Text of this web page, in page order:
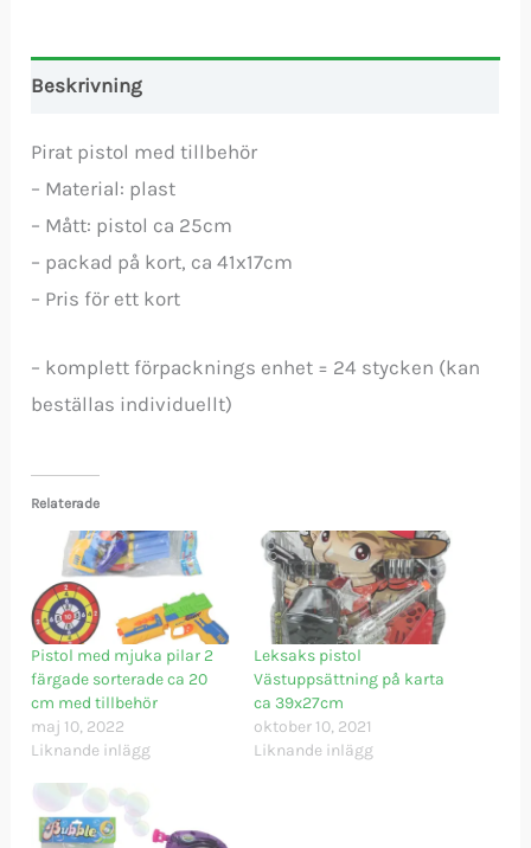
Beskrivning
Pirat pistol med tillbehör
– Material: plast
– Mått: pistol ca 25cm
– packad på kort, ca 41x17cm
– Pris för ett kort
– komplett förpacknings enhet = 24 stycken (kan
beställas individuellt)
Relaterade
Pistol med mjuka pilar 2
färgade sorterade ca 20
cm med tillbehör
maj 10, 2022
Liknande inlägg
Leksaks pistol
Västuppsättning på karta
ca 39x27cm
oktober 10, 2021
Liknande inlägg